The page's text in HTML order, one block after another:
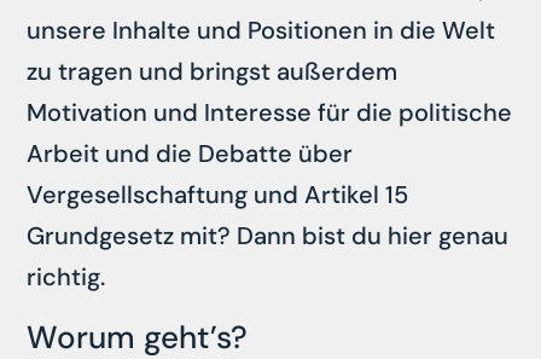
unsere Inhalte und Positionen in die Welt
zu tragen und bringst außerdem
Motivation und Interesse für die politische
Arbeit und die Debatte über
Vergesellschaftung und Artikel 15
Grundgesetz mit? Dann bist du hier genau
richtig.
Worum geht’s?